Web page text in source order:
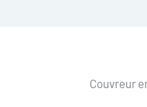
Couvreur